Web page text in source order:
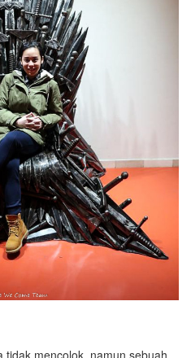
mencolok, namun sebuah